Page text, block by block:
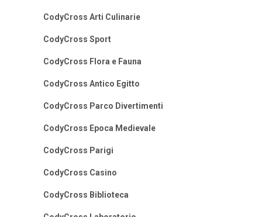
CodyCross Arti Culinarie
CodyCross Sport
CodyCross Flora e Fauna
CodyCross Antico Egitto
CodyCross Parco Divertimenti
CodyCross Epoca Medievale
CodyCross Parigi
CodyCross Casino
CodyCross Biblioteca